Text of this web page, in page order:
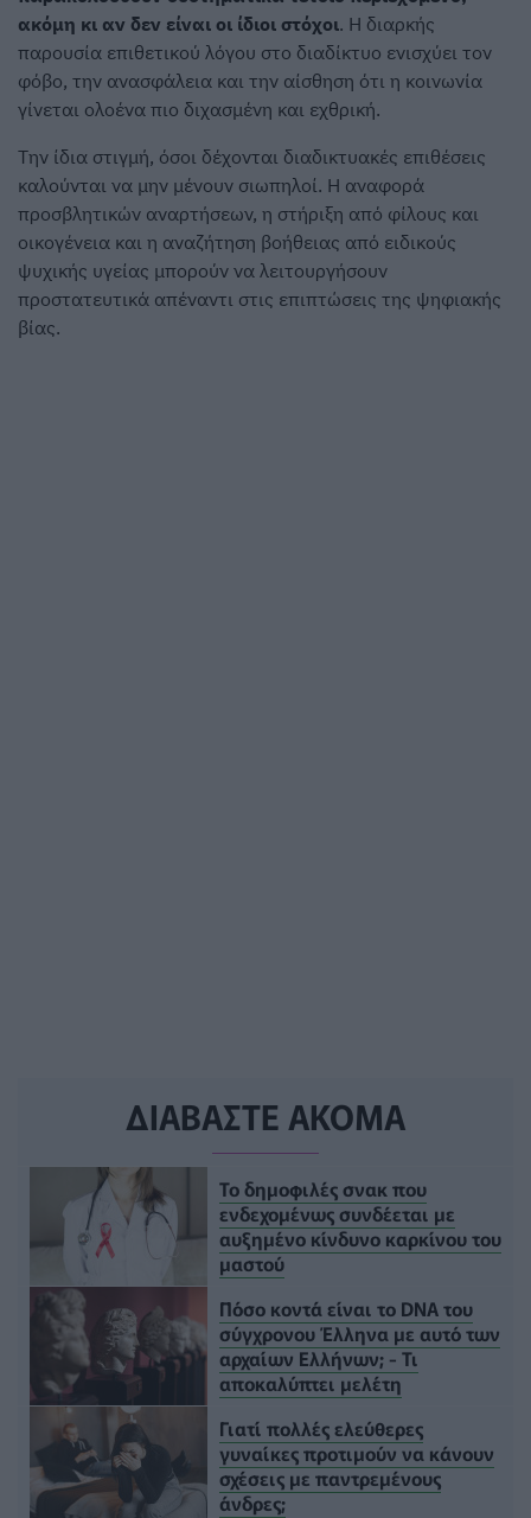
ακόμη κι αν δεν είναι οι ίδιοι στόχοι. Η διαρκής
παρουσία επιθετικού λόγου στο διαδίκτυο ενισχύει τον
φόβο, την ανασφάλεια και την αίσθηση ότι η κοινωνία
γίνεται ολοένα πιο διχασμένη και εχθρική.
Την ίδια στιγμή, όσοι δέχονται διαδικτυακές επιθέσεις
καλούνται να μην μένουν σιωπηλοί. Η αναφορά
προσβλητικών αναρτήσεων, η στήριξη από φίλους και
οικογένεια και η αναζήτηση βοήθειας από ειδικούς
ψυχικής υγείας μπορούν να λειτουργήσουν
προστατευτικά απέναντι στις επιπτώσεις της ψηφιακής
βίας.
ΔΙΑΒΑΣΤΕ ΑΚΟΜΑ
Το δημοφιλές σνακ που
ενδεχομένως συνδέεται με
αυξημένο κίνδυνο καρκίνου του
μαστού
Πόσο κοντά είναι το DNA του
σύγχρονου Έλληνα με αυτό των
αρχαίων Ελλήνων; - Τι
αποκαλύπτει μελέτη
Γιατί πολλές ελεύθερες
γυναίκες προτιμούν να κάνουν
σχέσεις με παντρεμένους
άνδρες;